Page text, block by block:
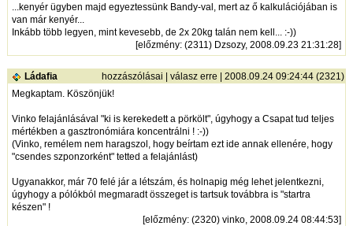
...kenyér ügyben majd egyeztessünk Bandy-val, mert az ő kalkulációjában is
van már kenyér...
Inkább több legyen, mint kevesebb, de 2x 20kg talán nem kell... :-))
[előzmény: (2311) Dzsozy, 2008.09.23 21:31:28]
Ládafia hozzászólásai |válasz erre | 2008.09.24 09:24:44 (2321)
Megkaptam. Köszönjük!
Vinko felajánlásával "ki is kerekedett a pörkölt", úgyhogy a Csapat tud teljes
mértékben a gasztronómiára koncentrálni ! :-))
(Vinko, remélem nem haragszol, hogy beírtam ezt ide annak ellenére, hogy
"csendes szponzorként" tetted a felajánlást)
Ugyanakkor, már 70 felé jár a létszám, és holnapig még lehet jelentkezni,
úgyhogy a pólókból megmaradt összeget is tartsuk továbbra is "startra
készen" !
[előzmény: (2320) vinko, 2008.09.24 08:44:53]